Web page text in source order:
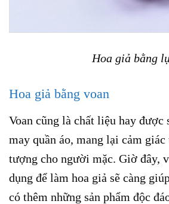
Hoa giả bằng
Hoa giả bằng voan
Voan cũng là chất liệu hay được
may quần áo, mang lại cảm
tượng cho người mặc. Giờ đây,
dụng để làm hoa giả sẽ càng
có thêm những sản phẩm độc